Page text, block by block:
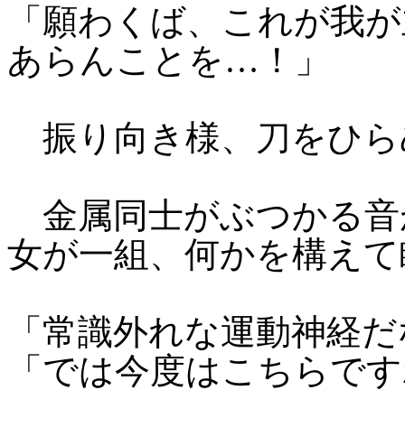
「願わくば、これが我
あらんことを…！」
振り向き様、刀をひ
金属同士がぶつかる
女が一組、何かを構え
「常識外れな運動神経
「では今度はこちらで